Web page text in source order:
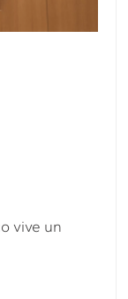
vive un